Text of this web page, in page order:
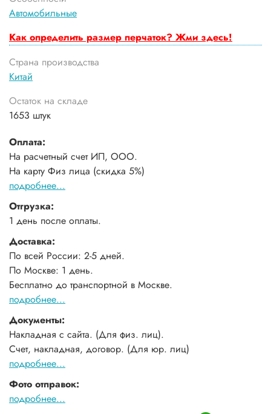
Автомобильные
Как определить размер перчаток? Жми здесь!
Страна производства
Китай
Остаток на складе
1653 штук
Оплата:
На расчетный счет ИП, ООО.
На карту Физ лица (скидка 5%)
подробнее...
Отгрузка:
1 день после оплаты.
Доставка:
По всей России: 2-5 дней.
По Москве: 1 день.
Бесплатно до транспортной в Москве.
подробнее...
Документы:
Накладная с сайта. (Для физ. лиц).
Счет, накладная, договор. (Для юр. лиц)
подробнее...
Фото отправок:
подробнее...